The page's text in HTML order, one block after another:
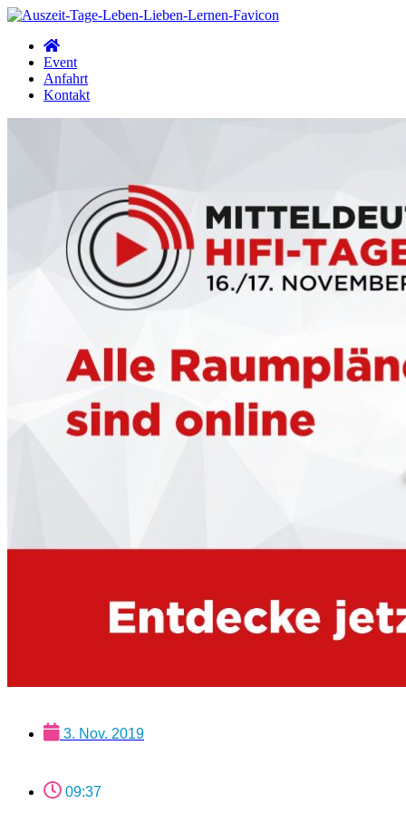
Zum
wechseln
Event
Anfahrt
Kontakt
3. Nov. 2019
09:37